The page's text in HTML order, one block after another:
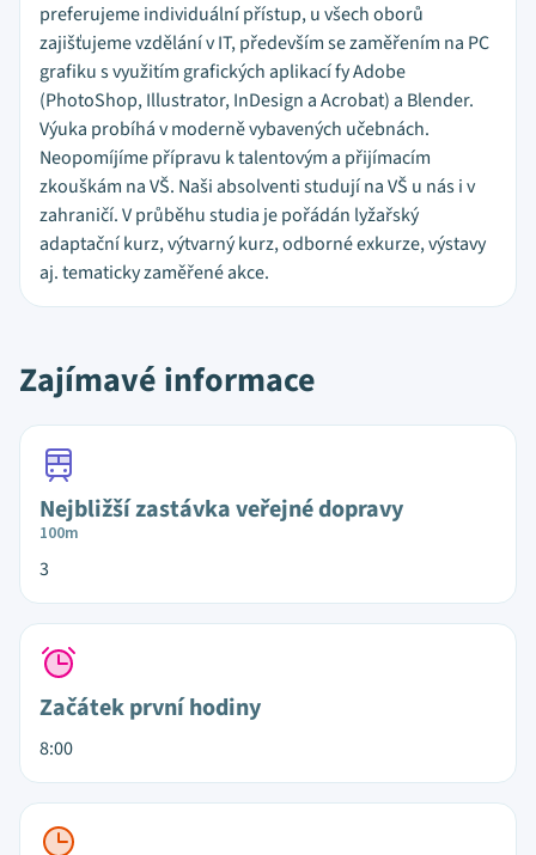
preferujeme individuální přístup, u všech oborů
zajišťujeme vzdělání v IT, především se zaměřením na PC
grafiku s využitím grafických aplikací fy Adobe
(PhotoShop, Illustrator, InDesign a Acrobat) a Blender.
Výuka probíhá v moderně vybavených učebnách.
Neopomíjíme přípravu k talentovým a přijímacím
zkouškám na VŠ. Naši absolventi studují na VŠ u nás i v
zahraničí. V průběhu studia je pořádán lyžařský
adaptační kurz, výtvarný kurz, odborné exkurze, výstavy
aj. tematicky zaměřené akce.
Zajímavé informace
Nejbližší zastávka veřejné dopravy
100m
3
Začátek první hodiny
8:00